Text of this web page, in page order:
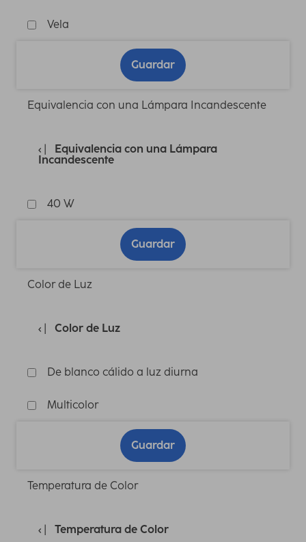
Vela
Guardar
Equivalencia con una Lámpara Incandescente
Equivalencia con una Lámpara
Incandescente
40 W
Guardar
Color de Luz
Color de Luz
De blanco cálido a luz diurna
Multicolor
Guardar
Temperatura de Color
Temperatura de Color